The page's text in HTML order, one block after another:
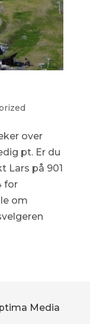
over
pt. Er du
Lars på 901
for
om
Media